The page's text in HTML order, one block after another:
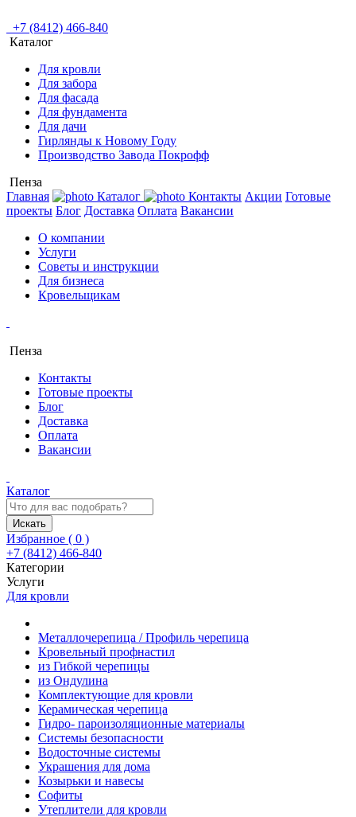
+7 (8412) 466-840
Каталог
Для кровли
Для забора
Для фасада
Для фундамента
Для дачи
Гирлянды к Новому Году
Производство Завода Покрофф
Пенза
Главная
Каталог Контакты Акции Готовые
проекты Блог Доставка Оплата Вакансии
О компании
Услуги
Советы и инструкции
Для бизнеса
Кровельщикам
Пенза
Контакты
Готовые проекты
Блог
Доставка
Оплата
Вакансии
Каталог
Искать
Избранное ( 0 )
+7 (8412) 466-840
Категории
Услуги
Для кровли
Металлочерепица / Профиль черепица
Кровельный профнастил
из Гибкой черепицы
из Ондулина
Комплектующие для кровли
Керамическая черепица
Гидро- пароизоляционные материалы
Системы безопасности
Водосточные системы
Украшения для дома
Козырьки и навесы
Софиты
Утеплители для кровли